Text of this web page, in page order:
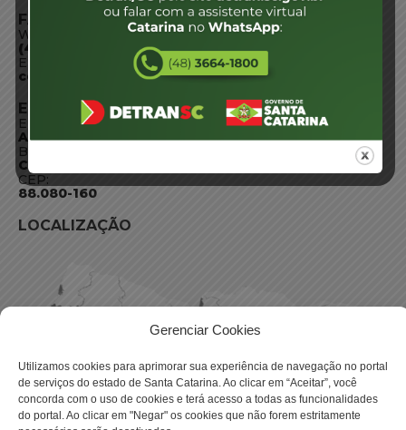
Gerenciar Cookies
Utilizamos cookies para aprimorar sua experiência de navegação no portal
de serviços do estado de Santa Catarina. Ao clicar em “Aceitar”, você
concorda com o uso de cookies e terá acesso a todas as funcionalidades
do portal. Ao clicar em "Negar" os cookies que não forem estritamente
FALE CONOSCO
WhatsApp:
(48) 3664-1800
E-mail:
centraldeinformacoes@detran.sc.gov.br
ENDEREÇO
Endereço:
Av. Almirante Tamandaré - 480
Bairro:
Coqueiros, Florianópolis SC
CEP:
88.080-160
LOCALIZAÇÃO